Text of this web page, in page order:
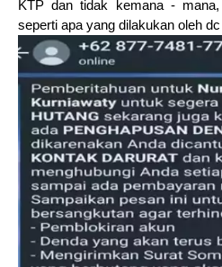
KTP dan tidak kemana -
seperti apa yang dilakukan oleh